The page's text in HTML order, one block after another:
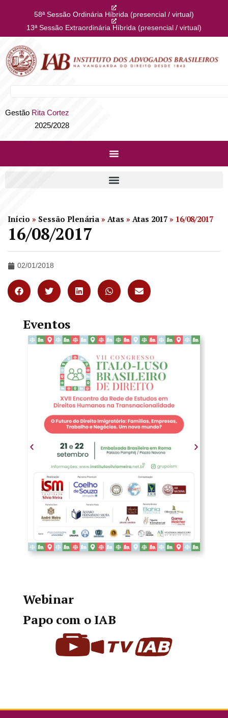
58ª Sessão Ordinária Híbrida (presencial / virtual)
13ª Sessão Extraordinária Híbrida (presencial / virtual)
Gestão Rita Cortez
2025/2028
Início » Sessão Plenária » Atas » Atas 2017 » 16/08/2017
16/08/2017
02/01/2018
Eventos
Webinar
Papo com o IAB